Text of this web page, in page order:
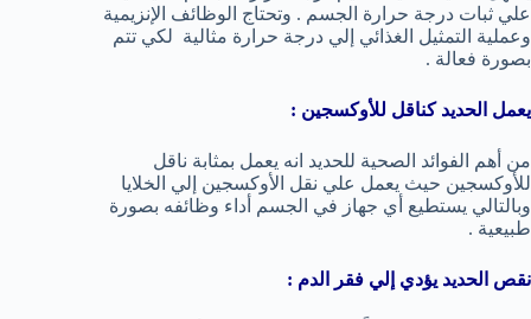
علي ثبات درجة حرارة الجسم . وتحتاج الوظائف الإنزيمية
وعملية التمثيل الغذائي إلي درجة حرارة مثالية لكي تتم
بصورة فعالة .
يعمل الحديد كناقل للأوكسجين :
من أهم الفوائد الصحية للحديد انه يعمل بمثابة ناقل
للأوكسجين حيث يعمل علي نقل الأوكسجين إلي الخلايا
وبالتالي يستطيع أي جهاز في الجسم أداء وظائفه بصورة
طبيعية .
نقص الحديد يؤدي إلي فقر الدم :